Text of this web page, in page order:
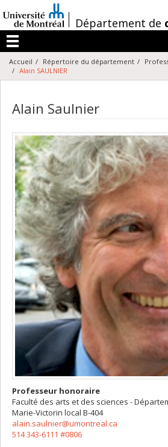
au
contenu
/Département de
Menu
Accueil Répertoire du département
Alain SAULNIER
Alain Saulnier
Professeur honoraire
Faculté des arts et des sciences -
Marie-Victorin local B-404
alain.saulnier@umontreal.ca
514 343-6111 #0806